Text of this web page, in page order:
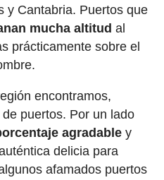
y Cantabria. Puertos que
mucha altitud al
prácticamente sobre el
encontramos,
puertos. Por un lado
agradabley
delicia para
afamados puertos